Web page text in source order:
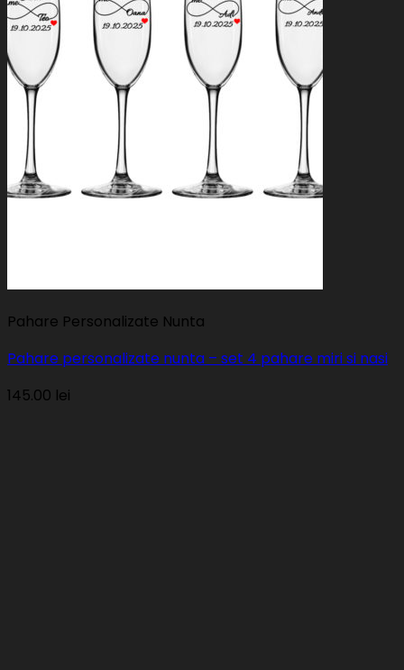
Pahare Personalizate Nunta
Pahare personalizate nunta – set 4 pahare miri si nasi
145.00 lei